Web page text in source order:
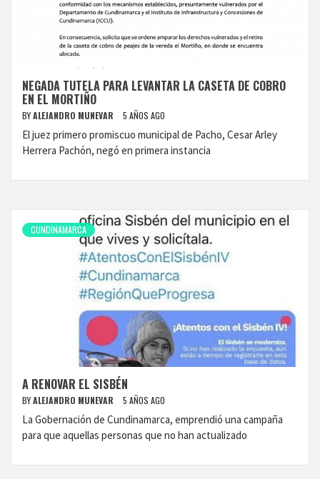
NEGADA TUTELA PARA LEVANTAR LA CASETA DE COBRO
EN EL MORTIÑO
BYALEJANDRO MUNEVAR 5 AÑOS AGO
El juez primero promiscuo municipal de Pacho, Cesar Arley
Herrera Pachón, negó en primera instancia
CUNDINAMARCA
A RENOVAR EL SISBÉN
BYALEJANDRO MUNEVAR 5 AÑOS AGO
La Gobernación de Cundinamarca, emprendió una campaña
para que aquellas personas que no han actualizado